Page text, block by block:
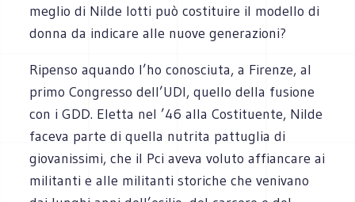
meglio di Nilde Iotti può costituire il modello di
donna da indicare alle nuove generazioni?
Ripenso aquando l’ho conosciuta, a Firenze, al
primo Congresso dell’UDI, quello della fusione
con i GDD. Eletta nel ’46 alla Costituente, Nilde
faceva parte di quella nutrita pattuglia di
giovanissimi, che il Pci aveva voluto affiancare ai
militanti e alle militanti storiche che venivano